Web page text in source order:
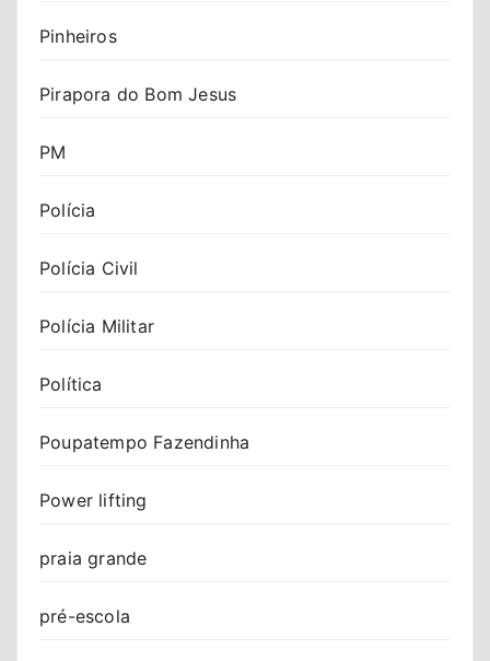
Pinheiros
Pirapora do Bom Jesus
PM
Polícia
Polícia Civil
Polícia Militar
Política
Poupatempo Fazendinha
Power lifting
praia grande
pré-escola